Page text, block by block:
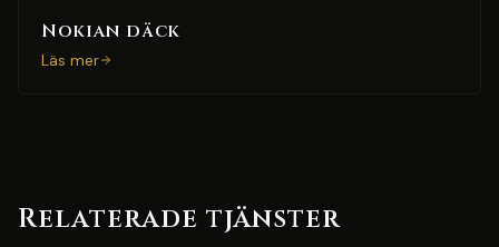
Nokian däck
Läs mer
Relaterade tjänster